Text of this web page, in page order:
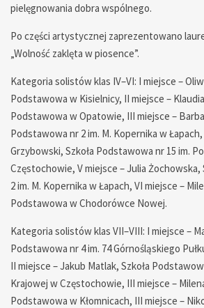
pielęgnowania dobra wspólnego.
Po części artystycznej zaprezentowano
„Wolność zaklęta w piosence”.
Kategoria solistów klas IV–VI: I miejsce –
Podstawowa w Kisielnicy, II miejsce –
Podstawowa w Opatowie, III miejsce –
Podstawowa nr 2 im. M. Kopernika w
Grzybowski, Szkoła Podstawowa nr 15 im.
Częstochowie, V miejsce – Julia
2 im. M. Kopernika w Łapach, VI miejsce –
Podstawowa w Chodorówce Nowej.
Kategoria solistów klas VII–VIII: I miejsce –
Podstawowa nr 4 im. 74 Górnośląskiego
II miejsce – Jakub Matlak, Szkoła
Krajowej w Częstochowie, III miejsce –
Podstawowa w Kłomnicach, III miejsce –